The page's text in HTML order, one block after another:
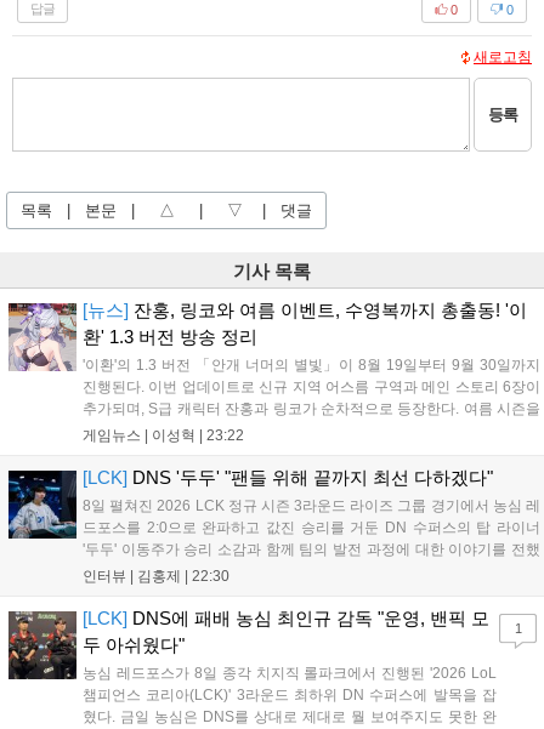
답글 0
0
새로고침
등록
목록 본문 △ ▽ 댓글
기사 목록
[뉴스] 잔홍, 링코와 여름 이벤트, 수영복까지 총출동! '이
환' 1.3 버전 방송 정리
'이환'의 1.3 버전 「안개 너머의 별빛」이 8월 19일부터 9월 30일까지
진행된다. 이번 업데이트로 신규 지역 어스름 구역과 메인 스토리 6장이
추가되며, S급 캐릭터 잔홍과 링코가 순차적으로 등장한다. 여름 시즌을
맞아 비치발리볼, 수상 오토바이 등 다채로운 이벤트가 열리고, 캐릭터
가능한 교환 코드 3종이 제공되며, 상세 일정은 공식 채널을 통해 확인할
수 있다....
게임뉴스 | 이성혁 23:22
[LCK] DNS '두두' "팬들 위해 끝까지 최선 다하겠다"
8일 펼쳐진 2026 LCK 정규 시즌 3라운드 라이즈 그룹 경기에서 농심 레
드포스를 2:0으로 완파하고 값진 승리를 거둔 DN 수퍼스의 탑 라이너
'두두' 이동주가 승리 소감과 함께 팀의 발전 과정에 대한 이야기를 전했
다. 먼저 오랜만의 2:0 완승에 대해 '두두'는 "진짜 오랜만에 거둔 2:0 승
인터뷰 | 김홍제 22:30
[LCK] DNS에 패배 농심 최인규 감독 "운영, 밴픽 모
두 아쉬웠다"
농심 레드포스가 8일 종각 치지직 롤파크에서 진행된 '2026 LoL
챔피언스 코리아(LCK)' 3라운드 최하위 DN 수퍼스에 발목을 잡
혔다. 금일 농심은 DNS를 상대로 제대로 뭘 보여주지도 못한 완
1